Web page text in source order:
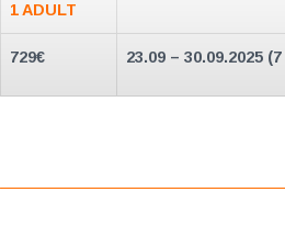
1 ADULT
729€ 23.09 – 30.09.2025